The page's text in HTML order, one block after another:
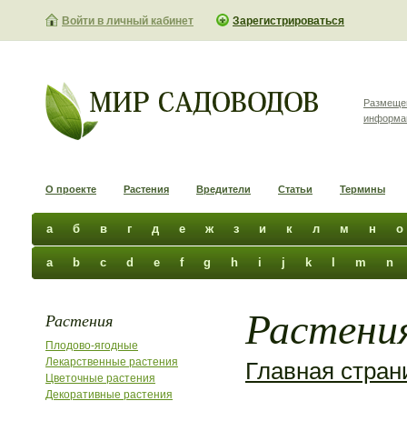
Войти в личный кабинет Зарегистрироваться
О проекте Растения Вредители Статьи Термины
а б в г д е ж з и к л м н о
a b c d e f g h i j k m n
Растения
Плодово-ягодные
Лекарственные растения
Цветочные растения
Декоративные растения
Главная